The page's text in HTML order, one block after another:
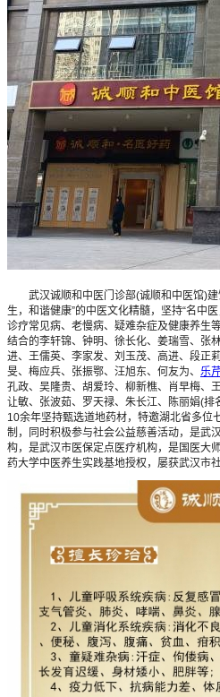
武汉诚顺和中医门诊部(诚顺和中医馆)建
生，和谐健康”的中医文化精髓，坚持“名中
诊疗常见病、老慢病、疑难杂症及健康养生
结合的李轩锦、钟明、徐长化、姜瑞雪、张
进、王儒英、李家发、刘玉茂、高进、段正
旻、梅应兵、张振鄂、汪旭东、何友为、 乐
孔政、吴隆贵、胡爱玲、柳新樵、肖早梅、
让敏、张波茹、罗天禄、朱长江、陈丽娟(排
10余年坚持甄选道地药材，特邀湖北省多位
制，同时积极参与社会公益慈善活动，是武
构，是武汉市医保定点医疗机构，是国医大
药大学中医养生实践基地授权，屡获武汉市